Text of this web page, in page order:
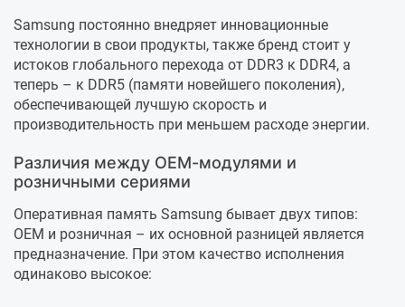
Samsung постоянно внедряет инновационные
технологии в свои продукты, также бренд стоит у
истоков глобального перехода от DDR3 к DDR4, а
теперь – к DDR5 (памяти новейшего поколения),
обеспечивающей лучшую скорость и
производительность при меньшем расходе энергии.
Различия между OEM-модулями и
розничными сериями
Оперативная память Samsung бывает двух типов:
OEM и розничная – их основной разницей является
предназначение. При этом качество исполнения
одинаково высокое: